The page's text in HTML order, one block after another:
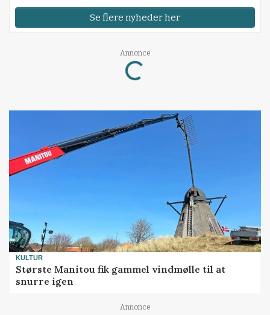
Se flere nyheder her
Annonce
Loading...
KULTUR
Største Manitou fik gammel vindmølle til at
snurre igen
Annonce